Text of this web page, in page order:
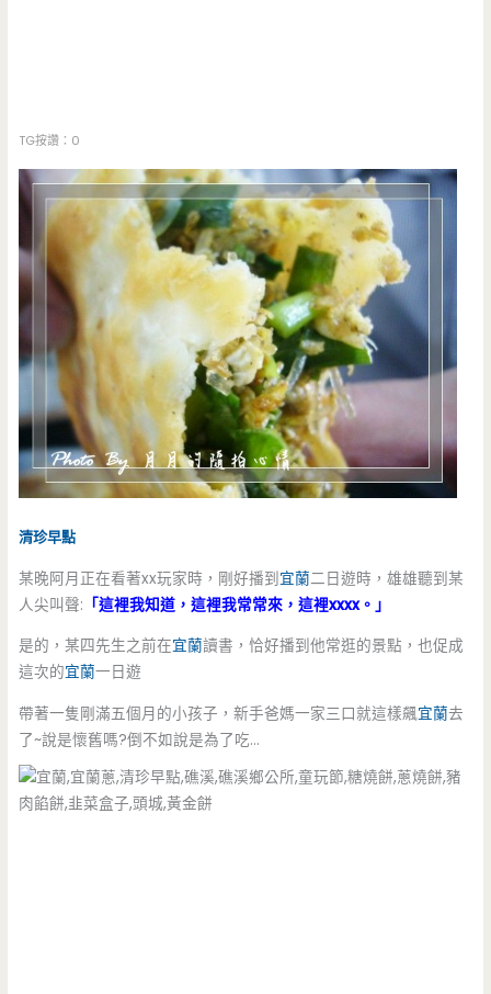
TG按讚：0
清珍早點
某晚阿月正在看著xx玩家時，剛好播到 宜蘭二日遊時，雄雄聽到某
人尖叫聲: 「這裡我知道，這裡我常常來，這裡xxxx。」
是的，某四先生之前在宜蘭讀書，恰好播到他常逛的景點，也促成
這次的宜蘭一日遊
帶著一隻剛滿五個月的小孩子，新手爸媽一家三口就這樣飆宜蘭去
了~說是懷舊嗎?倒不如說是為了吃…